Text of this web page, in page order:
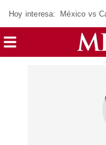
Hoy interesa: México vs